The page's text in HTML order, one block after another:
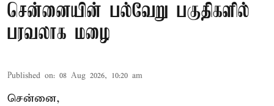
சென்னையின் பல்வேறு பகுதிகளில்
பரவலாக மழை
Published on: 08 Aug 2026, 10:20 am
சென்னை,